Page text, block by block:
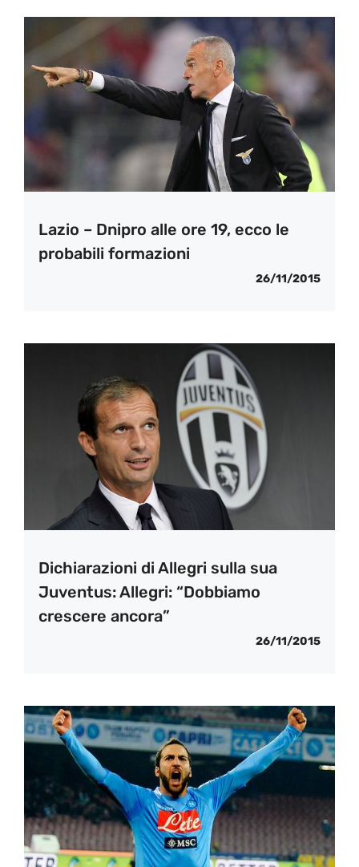
Lazio – Dnipro alle ore 19, ecco le
probabili formazioni
26/11/2015
Dichiarazioni di Allegri sulla sua
Juventus: Allegri: “Dobbiamo
crescere ancora”
26/11/2015